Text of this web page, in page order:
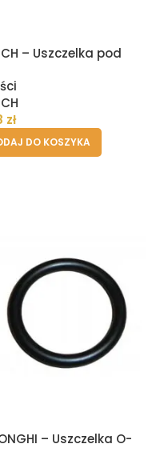
– Uszczelka pod
zł
DO KOSZYKA
– Uszczelka O-